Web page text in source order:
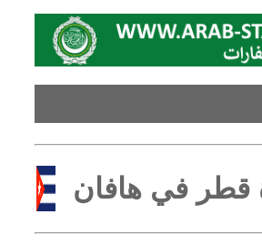
قطر في هافان